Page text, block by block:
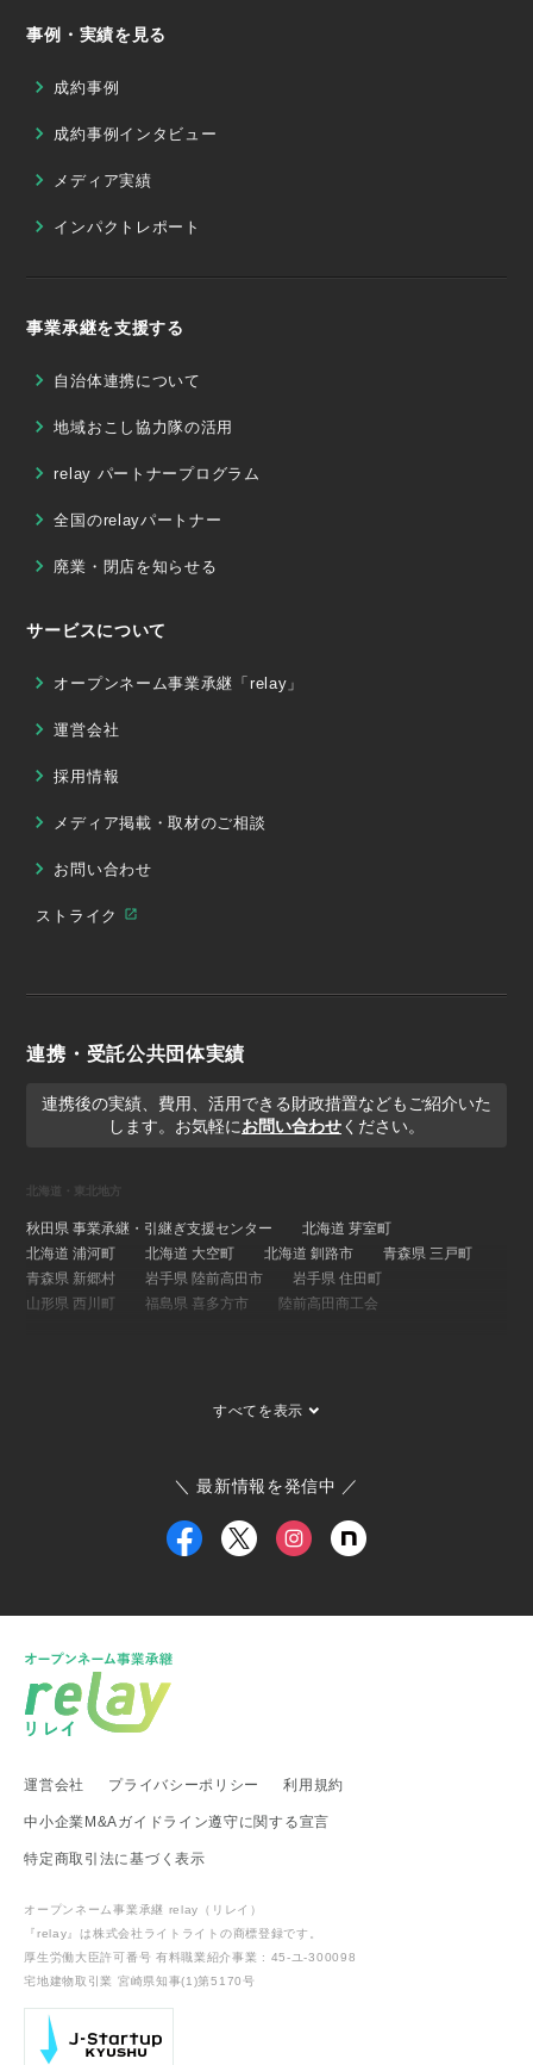
事例・実績を見る
成約事例
成約事例インタビュー
メディア実績
インパクトレポート
事業承継を支援する
自治体連携について
地域おこし協力隊の活用
relay パートナープログラム
全国のrelayパートナー
廃業・閉店を知らせる
サービスについて
オープンネーム事業承継「relay」
運営会社
採用情報
メディア掲載・取材のご相談
お問い合わせ
ストライク
連携・受託公共団体実績
連携後の実績、費用、活用できる財政措置などもご紹介いた
します。お気軽にお問い合わせください。
すべてを表示
北海道・東北地方
秋田県 事業承継・引継ぎ支援センター
北海道 芽室町
北海道 浦河町
北海道 大空町 北海道 釧路市
青森県 三戸町
青森県 新郷村
岩手県 陸前高田市
岩手県 住田町
山形県 西川町
福島県 喜多方市 陸前高田商工会
茨城県 稲敷市 群馬県 桐生市
小田原箱根商工会議所
福井県 事業承継・引継ぎ支援センター
富山県
新潟県 南魚沼市
新潟県 糸魚川市
新潟県 出雲崎町
新潟県 関川村
愛知県 事業承継・引継ぎ支援センター
岐阜県 高山市
静岡県 富士宮市
愛知県 武豊町
滋賀県 事業承継・引継ぎ支援センター
滋賀県 日野町
滋賀県 多賀町
中国・四国地方
中国経済産業局 鳥取県
＼ 最新情報を発信中 ／
運営会社 プライバシーポリシー 利用規約
中小企業M&Aガイドライン遵守に関する宣言
特定商取引法に基づく表示
オープンネーム事業承継 relay（リレイ）
『relay』は株式会社ライトライトの商標登録です。
厚生労働大臣許可番号 有料職業紹介事業 : 45-ユ-300098
宅地建物取引業 宮崎県知事(1)第5170号